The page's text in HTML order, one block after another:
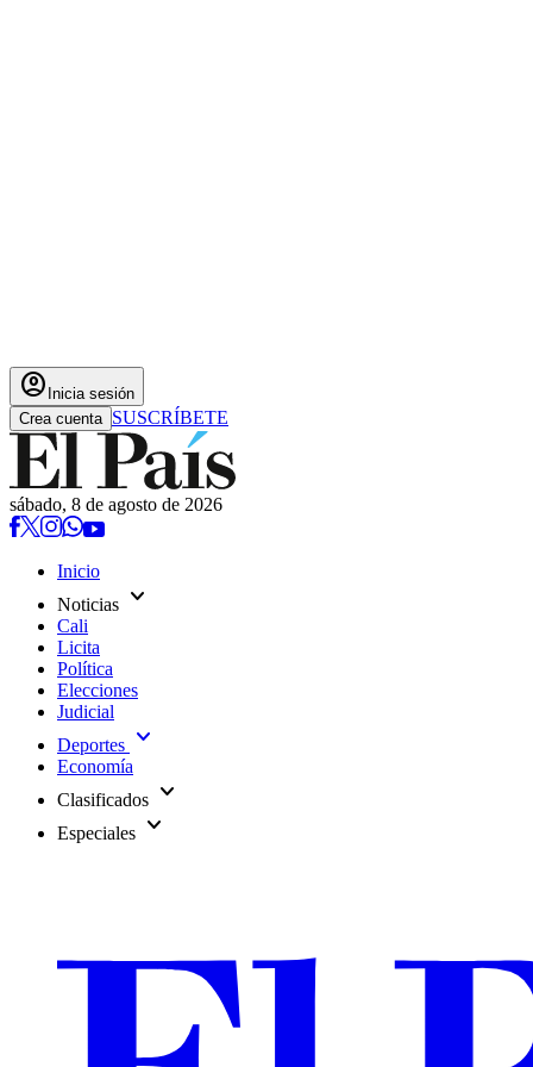
account_circle Inicia sesión
Crea cuenta SUSCRÍBETE
sábado, 8 de agosto de 2026
Inicio
Noticias expand_more
Cali
Licita
Política
Elecciones
Judicial
Deportes expand_more
Economía
Clasificados expand_more
Especiales expand_more